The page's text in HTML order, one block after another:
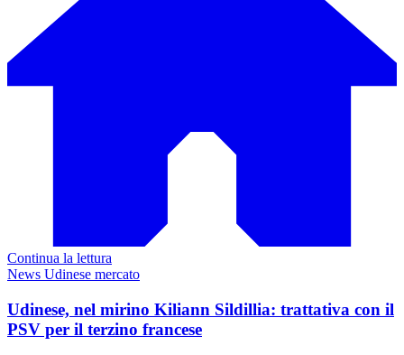
Continua la lettura
News Udinese mercato
Udinese, nel mirino Kiliann Sildillia: trattativa con il
PSV per il terzino francese